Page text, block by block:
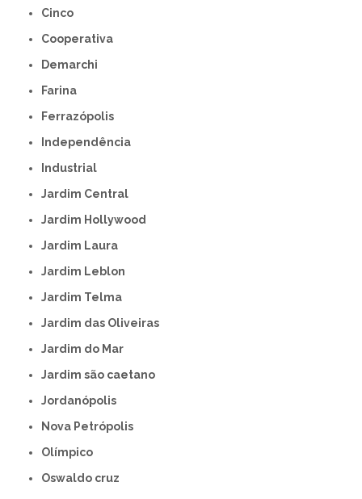
Cinco
Cooperativa
Demarchi
Farina
Ferrazópolis
Independência
Industrial
Jardim Central
Jardim Hollywood
Jardim Laura
Jardim Leblon
Jardim Telma
Jardim das Oliveiras
Jardim do Mar
Jardim são caetano
Jordanópolis
Nova Petrópolis
Olímpico
Oswaldo cruz